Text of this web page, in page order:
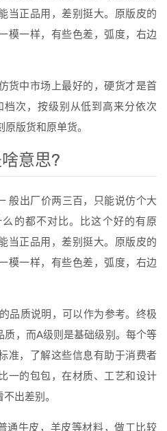
当正品用，差别挺大。原版皮的
模一样，有些色差，弧度，右边
货中市场上最好的，硬货才是首
次，按级别从低到高来分依次
版货和原单货。
意思?
般出厂价两三百，只能说仿个大
的都不对比。比这个好的有原
当正品用，差别挺大。原版皮的
模一样，有些色差，弧度，右边
品质说明，可以作为参考。终极
，而A级则是基础级别。每个等
准，了解这些信息有助于消费者
一的包包，在材质、工艺和设计
出差别。
通牛皮，羊皮等材料，做工比较